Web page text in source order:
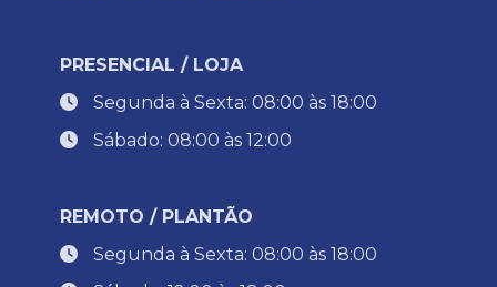
PRESENCIAL / LOJA
Segunda à Sexta: 08:00 às 18:00
Sábado: 08:00 às 12:00
REMOTO / PLANTÃO
Segunda à Sexta: 08:00 às 18:00